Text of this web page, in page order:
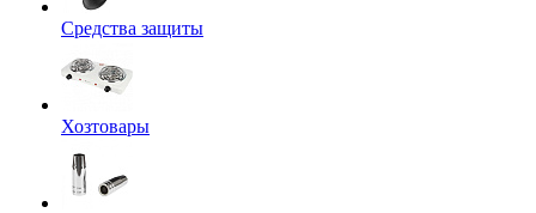
Средства защиты
Хозтовары